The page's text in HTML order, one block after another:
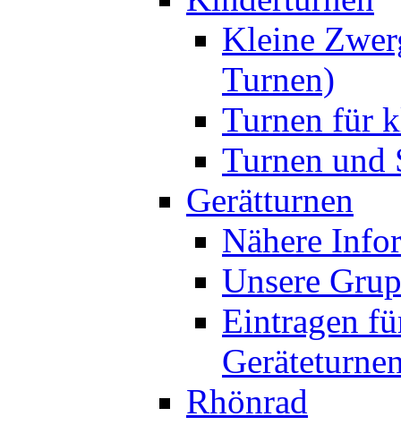
Kleine
Turnen)
Turnen für
Turnen und
Gerätturnen
Nähere
Unsere
Eintragen
Rhönrad